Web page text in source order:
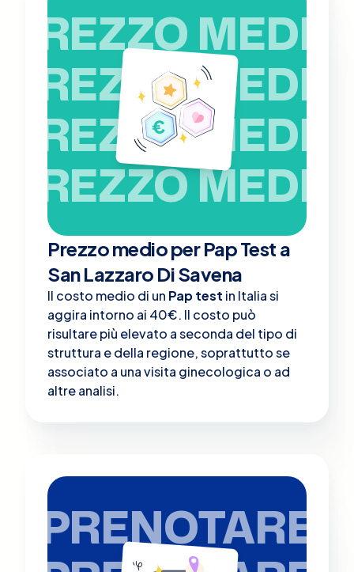
PREZZO MEDIO
PREZZO MEDIO
PREZZO MEDIO
PREZZO MEDIO
Prezzo medio per Pap Test a
San Lazzaro Di Savena
Il costo medio di un Pap test in Italia si
aggira intorno ai 40€. Il costo può
risultare più elevato a seconda del tipo di
struttura e della regione, soprattutto se
associato a una visita ginecologica o ad
altre analisi​.
PRENOTARE